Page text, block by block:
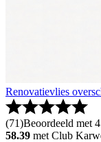
Renovatievlies
(71)Beoordeeld met
58.39 met Club